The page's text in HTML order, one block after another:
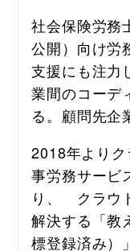
社会保険労務
公開）向け労
支援にも注力
業間のコーデ
る。顧問先企
2018年より
事労務サービ
り、　クラウ
解決する「教
標登録済み）